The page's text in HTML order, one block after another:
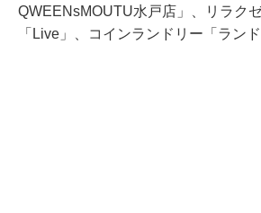
QWEENsMOUTU水戸店」、リラク
「Live」、コインランドリー「ラン